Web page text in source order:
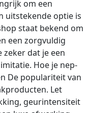
om een
uitstekende optie is
staat bekend om
een zorgvuldig
zeker dat je een
Hoe je nep-
De populariteit van
Let
geurintensiteit